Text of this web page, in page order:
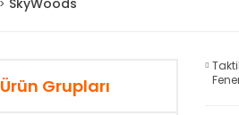
SkyWoods
Ürün Grupları